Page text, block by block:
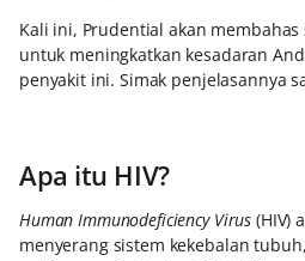
Kali ini, Prudential akan
untuk meningkatkan kesadaran
penyakit ini. Simak penjelasannya
Apa itu HIV?
Human Immunodeficiency Virus (HIV)
menyerang sistem kekebalan